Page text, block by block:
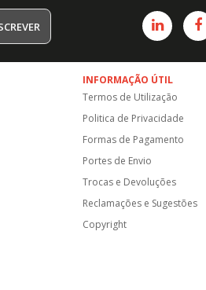
INFORMAÇÃO ÚTIL
Termos de Utilização
Politica de Privacidade
Formas de Pagamento
Portes de Envio
Trocas e Devoluções
Reclamações e Sugestões
Copyright